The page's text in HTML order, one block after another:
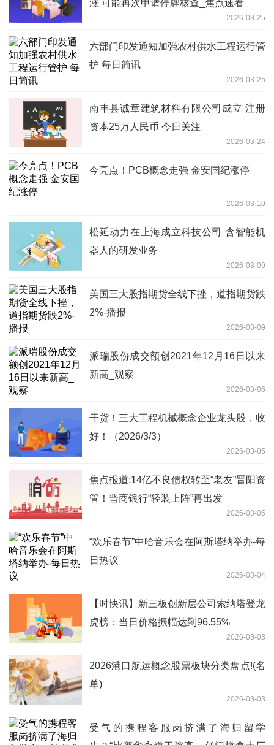
涨 可能再次申请停牌核查_焦点速看
2026-03-25
六部门印发通知加强农村供水工程运行管
护 每日简讯
2026-03-25
南丰县诚章建筑材料有限公司成立 注册
资本25万人民币 今日关注
2026-03-24
今亮点！PCB概念走强 金安国纪涨停
2026-03-10
松延动力在上海成立科技公司 含智能机
器人的研发业务
2026-03-09
美国三大股指期货全线下挫，道指期货跌
2%-播报
2026-03-09
派瑞股份成交额创2021年12月16日以来
新高_观察
2026-03-06
干货！三大工程机械概念企业龙头股，收
好！（2026/3/3）
2026-03-05
焦点报道:14亿不良债权转至“老友”晋阳资
管！晋商银行“轻装上阵”再出发
2026-03-05
“欢乐春节”中哈音乐会在阿斯塔纳举办-每
日热议
2026-03-04
【时快讯】新三板创新层公司索纳塔登龙
虎榜：当日价格振幅达到96.55%
2026-03-03
2026港口航运概念股票板块分类盘点!(名
单)
2026-03-03
受气的携程客服岗挤满了海归留学